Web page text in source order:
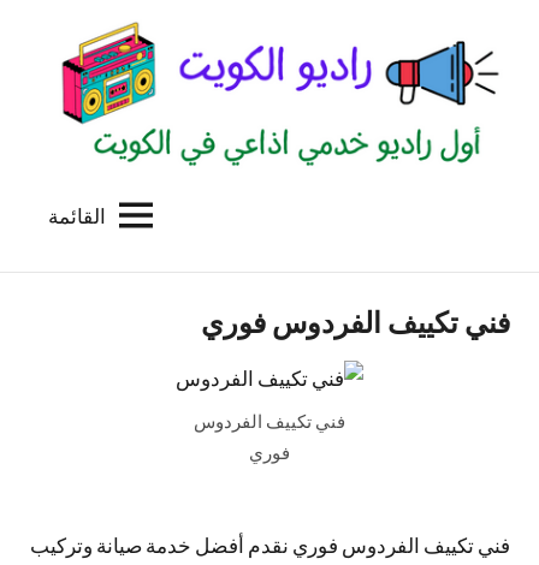
المحتوى
الكويت
للاعلانات
الخدمية
القائمة
فني تكييف الفردوس فوري
فني تكييف الفردوس
فوري
فني تكييف الفردوس فوري نقدم أفضل خدمة صيانة وتركيب